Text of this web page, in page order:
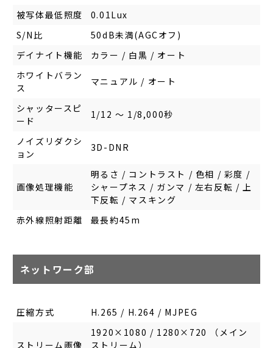
被写体最低照度
0.01Lux
S/N比
50dB未満(AGCオフ)
デイナイト機能
カラー / 白黒 / オート
ホワイトバラン
ス
マニュアル / オート
シャッタースピ
ード
1/12 ～ 1/8,000秒
ノイズリダクシ
ョン
3D-DNR
画像処理機能
明るさ / コントラスト / 色相 / 彩度 /
シャープネス / ガンマ / 左右反転 / 上
下反転 / マスキング
赤外線照射距離
最長約45m
ネットワーク部
圧縮方式 H.265 / H.264 / MJPEG
ストリーム画像
1920×1080 / 1280×720 （メイン
ストリーム）